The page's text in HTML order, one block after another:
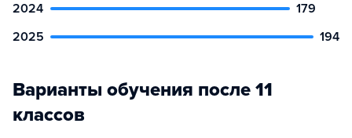
2024
179
2025
194
Варианты обучения после 11
классов